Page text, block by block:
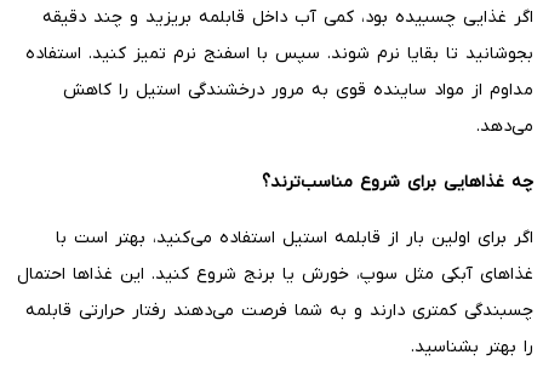
اگر غذایی چسبیده بود، کمی آب داخل قابلمه بریزید و چند دقیقه
بجوشانید تا بقایا نرم شوند. سپس با اسفنج نرم تمیز کنید. استفاده
مداوم از مواد ساینده قوی به مرور درخشندگی استیل را کاهش
می‌دهد.
چه غذاهایی برای شروع مناسب‌ترند؟
اگر برای اولین بار از قابلمه استیل استفاده می‌کنید، بهتر است با
غذاهای آبکی مثل سوپ، خورش یا برنج شروع کنید. این غذاها احتمال
چسبندگی کمتری دارند و به شما فرصت می‌دهند رفتار حرارتی قابلمه
را بهتر بشناسید.